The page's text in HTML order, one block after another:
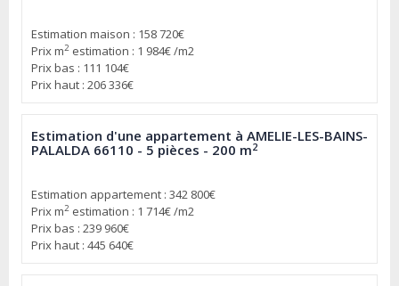
Estimation maison : 158 720€
Prix m2 estimation : 1 984€ /m2
Prix bas : 111 104€
Prix haut : 206 336€
Estimation d'une appartement à AMELIE-LES-BAINS-
PALALDA 66110 - 5 pièces - 200 m2
Estimation appartement : 342 800€
Prix m2 estimation : 1 714€ /m2
Prix bas : 239 960€
Prix haut : 445 640€